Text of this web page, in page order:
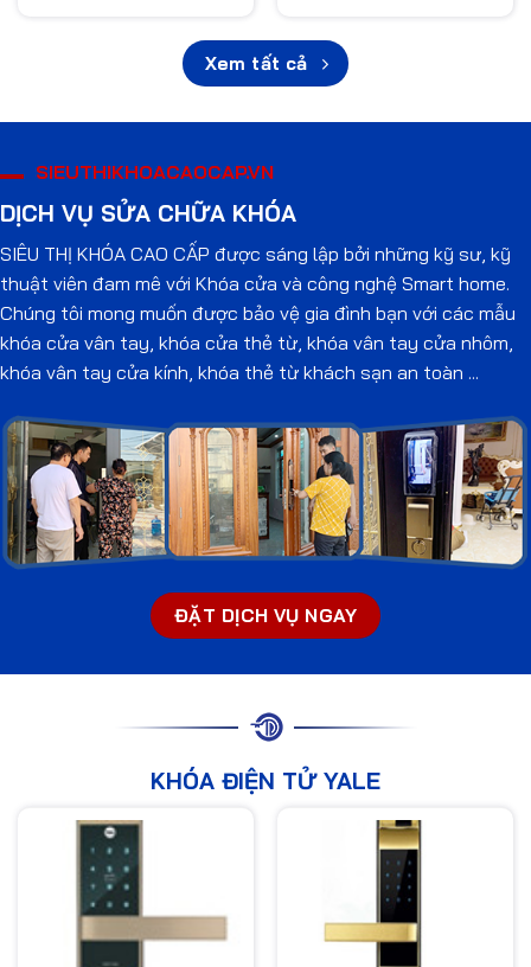
Xem tất cả
SIEUTHIKHOACAOCAP.VN
DỊCH VỤ SỬA CHỮA KHÓA
SIÊU THỊ KHÓA CAO CẤP được sáng lập bởi những kỹ sư, kỹ
thuật viên đam mê với Khóa cửa và công nghệ Smart home.
Chúng tôi mong muốn được bảo vệ gia đình bạn với các mẫu
khóa cửa vân tay, khóa cửa thẻ từ, khóa vân tay cửa nhôm,
khóa vân tay cửa kính, khóa thẻ từ khách sạn an toàn ...
ĐẶT DỊCH VỤ NGAY
KHÓA ĐIỆN TỬ YALE